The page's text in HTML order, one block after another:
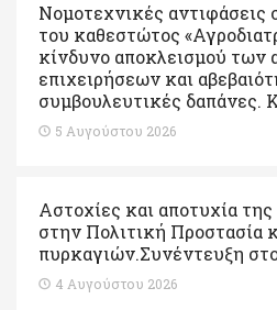
Νομοτεχνικές
του καθεστώτος
κίνδυνο αποκλεισμού των
επιχειρήσεων και
συμβουλευτικές δαπάνες.
5 Αυγούστου 2026
Αστοχίες και αποτυχία
στην Πολιτική Προστασία
πυρκαγιών.Συνέντευξη
4 Αυγούστου 2026